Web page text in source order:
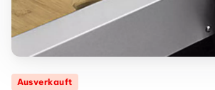
Ausverkauft